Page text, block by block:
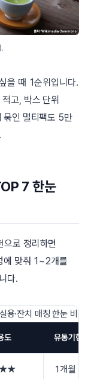
을 때 1순위입니다.
고, 박스 단위
묶인 멀티팩도 5만
7 한눈
으로 정리하면
에 맞춰 1~2개를
다.
·잔치 매칭 한눈 비교
도 유통기한
1개월